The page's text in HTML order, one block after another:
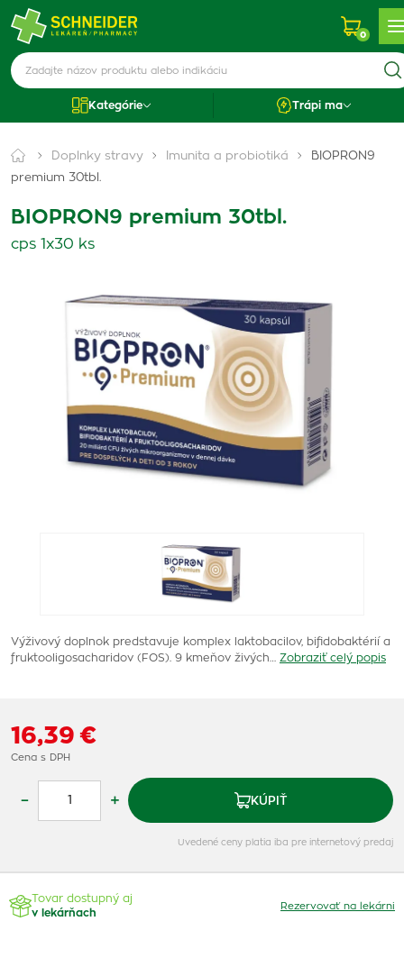
0
Kategórie Trápi ma
Doplnky stravy Imunita a probiotiká
BIOPRON9
premium 30tbl.
BIOPRON9 premium 30tbl.
cps 1x30 ks
Výživový doplnok predstavuje komplex laktobacilov, bifidobaktérií a
fruktooligosacharidov (FOS). 9 kmeňov živých…
Zobraziť celý popis
16,39 €
Cena s DPH
– + KÚPIŤ
Uvedené ceny platia iba pre internetový predaj
Tovar dostupný aj
v lekárňach
Rezervovať na lekárni